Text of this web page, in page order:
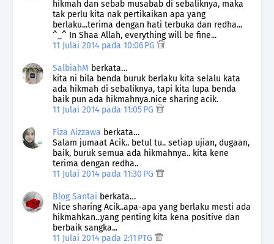
hikmah dan sebab musabab di sebaliknya, maka
tak perlu kita nak pertikaikan apa yang
berlaku...terima dengan hati terbuka dan redha...
^_^ In Shaa Allah, everything will be fine...
11 Julai 2014 pada 10:06 PG
SalbiahM berkata…
kita ni bila benda buruk berlaku kita selalu kata
ada hikmah di sebaliknya, tapi kita lupa benda
baik pun ada hikmahnya.nice sharing acik.
11 Julai 2014 pada 11:05 PG
Fiza Aizzawa berkata…
Salam jumaat Acik.. betul tu.. setiap ujian, dugaan,
baik, buruk semua ada hikmahnya.. kita kene
terima dengan redha..
11 Julai 2014 pada 11:30 PG
Blog Santai berkata…
Nice sharing Acik..apa-apa yang berlaku mesti ada
hikmahkan...yang penting kita kena positive dan
berbaik sangka...
11 Julai 2014 pada 2:11 PTG